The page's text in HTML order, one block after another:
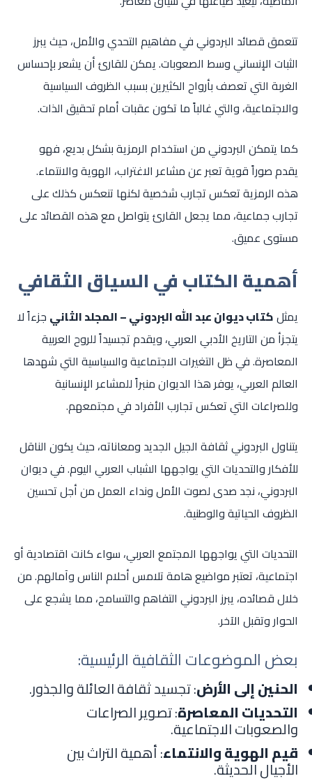
تتعمق قصائد البردوني في مفاهيم التحدي والأمل، حيث يبرز
الثبات الإنساني وسط الصعوبات. يمكن للقارئ أن يشعر بإحساس
الغربة التي تعصف بأرواح الكثيرين بسبب الظروف السياسية
والاجتماعية، والتي غالباً ما تكون عقبات أمام تحقيق الذات.
كما يتمكن البردوني من استخدام الرمزية بشكل بديع، فهو
يقدم صوراً قوية تعبر عن مشاعر الاغتراب، الهوية والانتماء.
هذه الرمزية تعكس تجارب شخصية لكنها تنعكس كذلك على
تجارب جماعية، مما يجعل القارئ يتواصل مع هذه القصائد على
مستوى عميق.
أهمية الكتاب في السياق الثقافي
يمثلكتاب ديوان عبد الله البردوني – المجلد الثاني جزءاً لا
يتجزأ من التاريخ الأدبي العربي، ويقدم تجسيداً للروح العربية
المعاصرة. في ظل التغيرات الاجتماعية والسياسية التي شهدها
العالم العربي، يوفر هذا الديوان منبراً للمشاعر الإنسانية
وللصراعات التي تعكس تجارب الأفراد في مجتمعهم.
يتناول البردوني ثقافة الجيل الجديد ومعاناته، حيث يكون الناقل
للأفكار والتحديات التي يواجهها الشباب العربي اليوم. في ديوان
البردوني، نجد صدى لصوت الأمل ونداء العمل من أجل تحسين
الظروف الحياتية والوطنية.
التحديات التي يواجهها المجتمع العربي، سواء كانت اقتصادية أو
اجتماعية، تعتبر مواضيع هامة تلامس أحلام الناس وآمالهم. من
خلال قصائده، يبرز البردوني التفاهم والتسامح، مما يشجع على
الحوار وتقبل الآخر.
بعض الموضوعات الثقافية الرئيسية:
الحنين إلى الأرض: تجسيد ثقافة العائلة والجذور.
التحديات المعاصرة: تصوير الصراعات
والصعوبات الاجتماعية.
قيم الهوية والانتماء: أهمية التراث بين
الأجيال الحديثة.